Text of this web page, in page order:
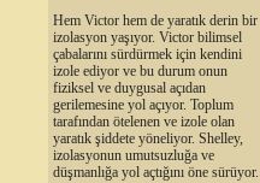
Hem Victor hem de yaratık derin bir
izolasyon yaşıyor. Victor bilimsel
çabalarını sürdürmek için kendini
izole ediyor ve bu durum onun
fiziksel ve duygusal açıdan
gerilemesine yol açıyor. Toplum
tarafından ötelenen ve izole olan
yaratık şiddete yöneliyor. Shelley,
izolasyonun umutsuzluğa ve
düşmanlığa yol açtığını öne sürüyor.